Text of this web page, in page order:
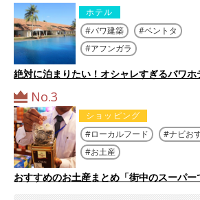
ホテル
バワ建築
ベントタ
アフンガラ
絶対に泊まりたい！オシャレすぎるバワホ
No.3
ショッピング
ローカルフード
ナビお
お土産
おすすめのお土産まとめ「街中のスーパー